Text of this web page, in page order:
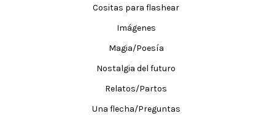
Cositas para flashear
Imágenes
Magia/Poesía
Nostalgia del futuro
Relatos/Partos
Una flecha/Preguntas